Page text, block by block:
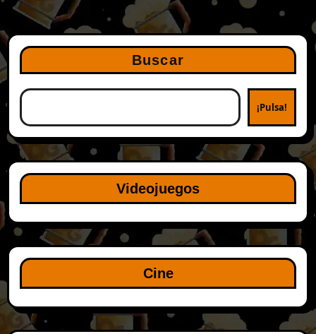
Buscar
¡Pulsa!
Videojuegos
Cine